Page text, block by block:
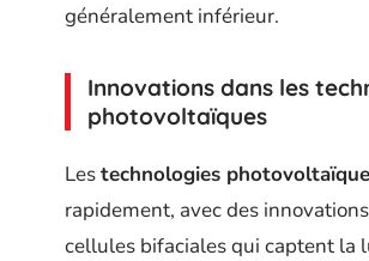
généralement inférieur.
Innovations dans les
photovoltaïques
Lestechnologies
rapidement, avec des
cellules bifaciales qui captent la